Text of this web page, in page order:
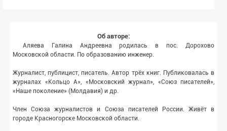
Об авторе:
Аляева Галина Андреевна родилась в пос. Дорохово
Московской области. По образованию инженер.
Журналист, публицист, писатель. Автор трёх книг. Публиковалась в
журналах «Кольцо А», «Московский журнал», «Союз писателей»,
«Наше поколение» (Молдавия) и др.
Член Союза журналистов и Союза писателей России. Живёт в
городе Красногорске Московской области.